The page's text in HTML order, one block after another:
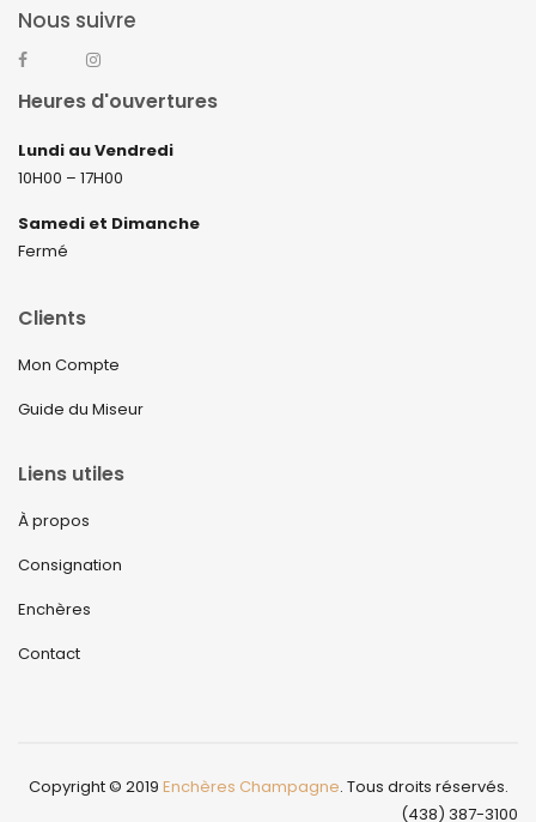
Nous suivre
Heures d'ouvertures
Lundi au Vendredi
10H00 – 17H00
Samedi et Dimanche
Fermé
Clients
Mon Compte
Guide du Miseur
Liens utiles
À propos
Consignation
Enchères
Contact
Copyright © 2019 Enchères Champagne. Tous droits réservés.
(438) 387-3100